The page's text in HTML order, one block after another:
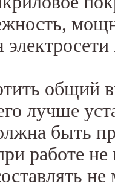
общий
лучше
быть
работе
не